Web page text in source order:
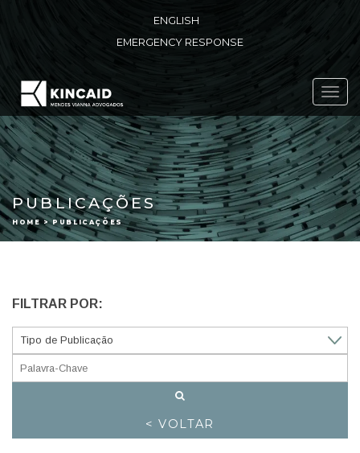
ENGLISH
EMERGENCY RESPONSE
PUBLICAÇÕES
HOME > PUBLICAÇÕES
FILTRAR POR:
< VOLTAR